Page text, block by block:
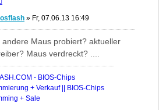
» Fr, 07.06.13 16:49
andere Maus probiert? aktueller
Maus verdreckt? ....
- BIOS-Chips
+ Verkauf || BIOS-Chips
+ Sale